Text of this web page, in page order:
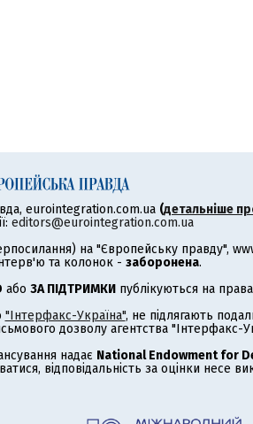
eurointegration.com.ua (детальніше
editors@eurointegration.com.ua
на "Європейську правду",
та колонок - заборонена.
або ЗА ПІДТРИМКИ публікуються на
"Інтерфакс-Україна", не підлягають
дозволу агентства "Інтерфакс-
надає National Endowment for
відповідальність за оцінки несе